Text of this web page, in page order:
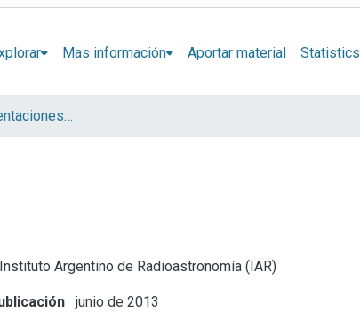
Mas información Aportar material Statistics
Artículos y presentaciones en Congresos
Instituto Argentino de Radioastronomía (IAR)
junio de 2013